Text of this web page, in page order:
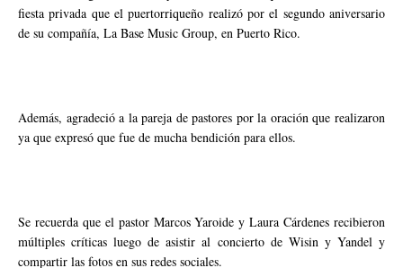
fiesta privada que el puertorriqueño realizó por el segundo aniversario
de su compañía, La Base Music Group, en Puerto Rico.
Además, agradeció a la pareja de pastores por la oración que realizaron
ya que expresó que fue de mucha bendición para ellos.
Se recuerda que el pastor Marcos Yaroide y Laura Cárdenes recibieron
múltiples críticas luego de asistir al concierto de Wisin y Yandel y
compartir las fotos en sus redes sociales.